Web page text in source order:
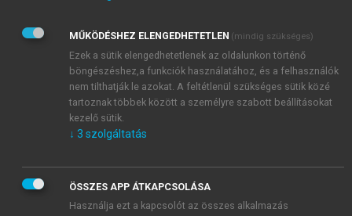
egyébként 4,25 km, ami egyúttal a földi maximumot
is jelenti.
MŰKÖDÉSHEZ ELENGEDHETETLEN (mindig szükséges)
Ezek a sütik elengedhetetlenek az oldalunkon történő
böngészéshez,a funkciók használatához, és a felhasználók
nem tilthatják le azokat. A feltétlenül szükséges sütik közé
tartoznak többek között a személyre szabott beállításokat
kezelő sütik.
↓ 3 szolgáltatás
ÖSSZES APP ÁTKAPCSOLÁSA
Használja ezt a kapcsolót az összes alkalmazás